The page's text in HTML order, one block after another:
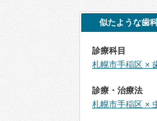
似たような歯
診療科目
札幌市手稲区 ×
診療・治療法
札幌市手稲区 ×